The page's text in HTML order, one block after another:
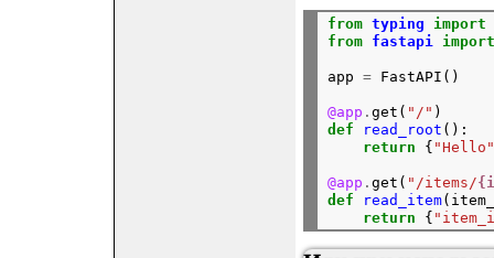
from typing import
from
fastapi import
app = FastAPI()
@app . get( "/" )
def
read_root ():
return { "Hello"
@app . get( "/items/
def
read_item
return {